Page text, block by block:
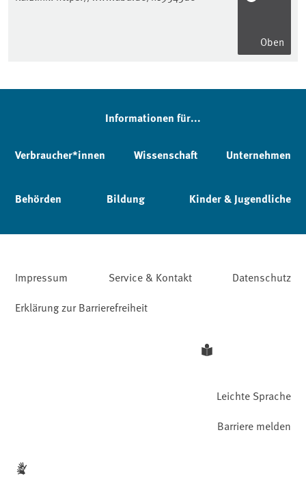
Oben
Informationen für...
Verbraucher*innen Wissenschaft Unternehmen
Behörden Bildung Kinder & Jugendliche
Impressum Service & Kontakt
Datenschutz
Erklärung zur Barrierefreiheit
Leichte Sprache
Barriere melden